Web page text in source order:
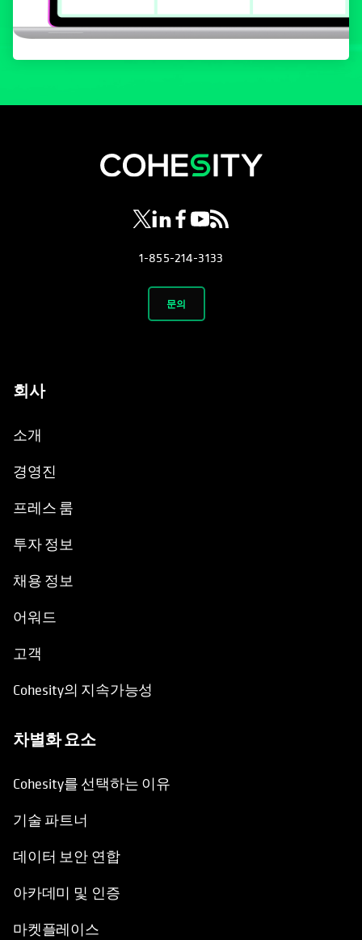
opens in a new tab
opens in a new tab
opens in a new tab
opens in a new tab
opens in a new tab
1-855-214-3133
문의
회사
소개
경영진
프레스 룸
투자 정보
채용 정보
어워드
고객
Cohesity의 지속가능성
차별화 요소
Cohesity를 선택하는 이유
기술 파트너
데이터 보안 연합
아카데미 및 인증
마켓플레이스